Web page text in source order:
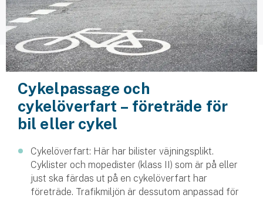
Märkesförsäkringar
Vattenskoterförsäkring
Sportfiskarna
Djur
Hundförsäkring
Jakthundsförsäkring
Kattförsäkring
Cykelpassage och
cykelöverfart – företräde för
bil eller cykel
Cykelöverfart: Här har bilister väjnings­plikt.
Cyklister och mopedister (klass II) som är på eller
just ska färdas ut på en cykelöverfart har
företräde. Trafikmiljön är dessutom anpassad för